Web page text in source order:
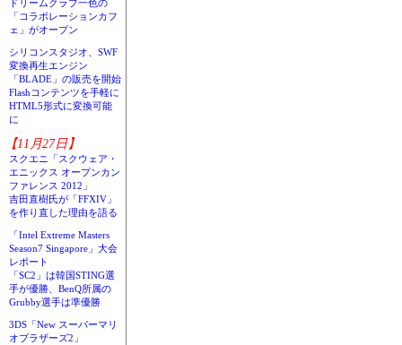
ドリームクラブ一色の
「コラボレーションカフ
ェ」がオープン
シリコンスタジオ、SWF
変換再生エンジン
「BLADE」の販売を開始
Flashコンテンツを手軽に
HTML5形式に変換可能
に
【11月27日】
スクエニ「スクウェア・
エニックス オープンカン
ファレンス 2012」
吉田直樹氏が「FFXIV」
を作り直した理由を語る
「Intel Extreme Masters
Season7 Singapore」大会
レポート
「SC2」は韓国STING選
手が優勝、BenQ所属の
Grubby選手は準優勝
3DS「New スーパーマリ
オブラザーズ2」